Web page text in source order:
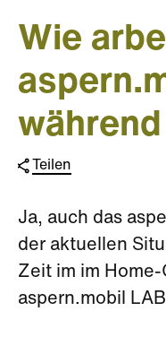
Wie
Teilen
Ja, auch das
der aktuellen
Zeit im im
aspern.mobil